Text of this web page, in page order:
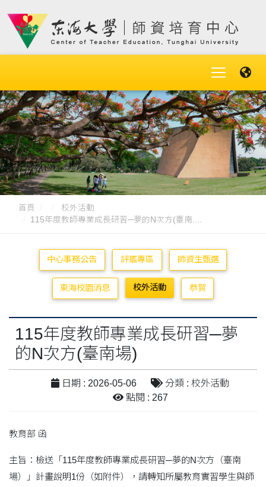
首頁
校外活動
115年度教師專業成長研習─夢的N次方(臺南....
中心事務公告 評鑑專區 師資生甄選
東海校園消息 校外活動 恭賀
115年度教師專業成長研習─夢
的N次方(臺南場)
日期 : 2026-05-06
分類 : 校外活動
點閱 : 267
教育部 函
主旨：檢送「115年度教師專業成長研習─夢的N次方（臺南
場）」計畫說明1份（如附件），請轉知所屬教育實習學生與師